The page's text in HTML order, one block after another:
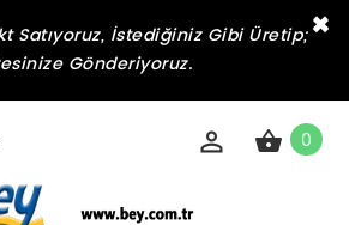
×
Satıyoruz, İstediğiniz Gibi Üretip;
Gönderiyoruz.
0